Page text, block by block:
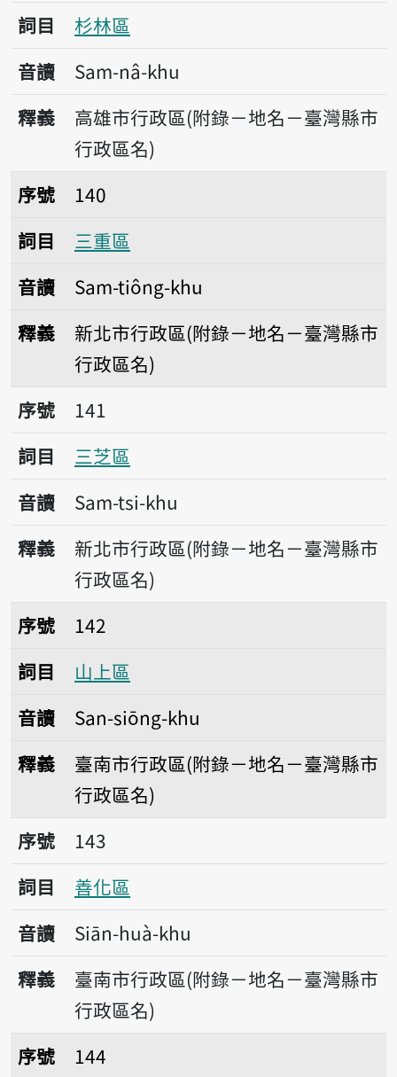
詞目
杉林區
音讀
Sam-nâ-khu
釋義
高雄市行政區(附錄－地名－臺灣縣市
行政區名)
序號140三重區
序號
140
詞目
三重區
音讀
Sam-tiông-khu
釋義
新北市行政區(附錄－地名－臺灣縣市
行政區名)
序號141三芝區
序號
141
詞目
三芝區
音讀
Sam-tsi-khu
釋義
新北市行政區(附錄－地名－臺灣縣市
行政區名)
序號142山上區
序號
142
詞目
山上區
音讀
San-siōng-khu
釋義
臺南市行政區(附錄－地名－臺灣縣市
行政區名)
序號143善化區
序號
143
詞目
善化區
音讀
Siān-huà-khu
釋義
臺南市行政區(附錄－地名－臺灣縣市
行政區名)
序號144雙溪區
序號 144